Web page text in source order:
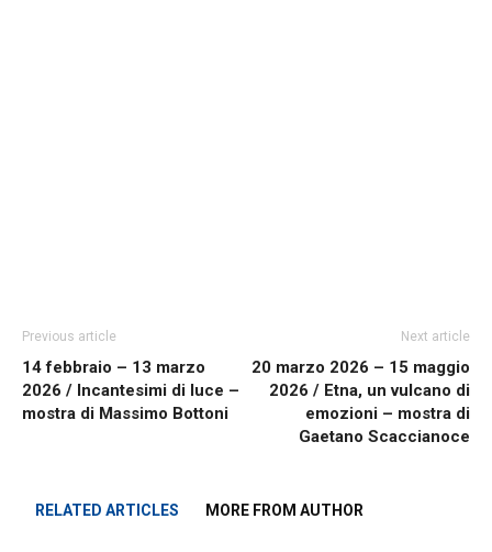
Previous article
14 febbraio – 13 marzo
2026 / Incantesimi di luce –
mostra di Massimo Bottoni
Next article
20 marzo 2026 – 15 maggio
2026 / Etna, un vulcano di
emozioni – mostra di
Gaetano Scaccianoce
RELATED ARTICLES MORE FROM AUTHOR